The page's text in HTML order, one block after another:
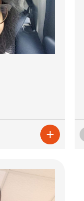
